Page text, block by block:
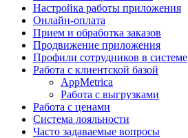
Настройка работы приложения
Онлайн-оплата
Прием и обработка заказов
Продвижение приложения
Профили сотрудников в системе
Работа с клиентской базой
AppMetrica
Работа с выгрузками
Работа с ценами
Система лояльности
Часто задаваемые вопросы